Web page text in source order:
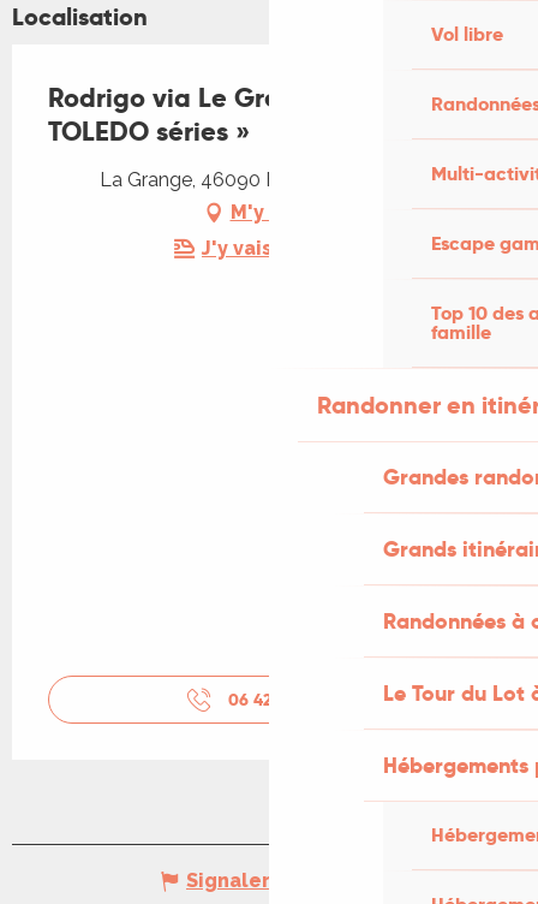
Vol libre
Multi-
Escape
Top 10 des
famille
Randonner en
Grandes
Grands
Randonnées
Le Tour du Lot
Localisation
Rodrigo via Le Greco : Exposition «
TOLEDO séries »
La Grange, 46090 Bellefont-La Rauze
M'y rendre
J'y vais en train !
06 42 69 96
Signaler une erreur